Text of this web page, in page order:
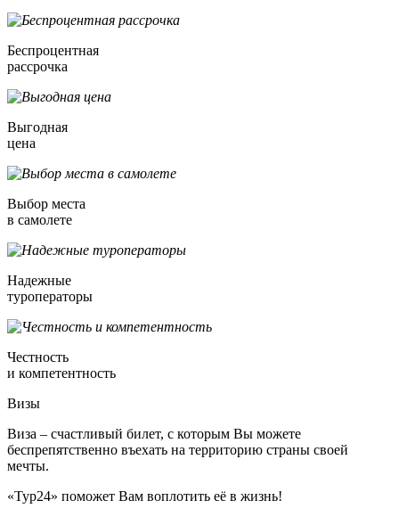
Беспроцентная
рассрочка
Выгодная
цена
Выбор места
в самолете
Надежные
туроператоры
Честность
и компетентность
Визы
Виза – счастливый билет, с которым Вы можете
беспрепятственно въехать на территорию страны своей
мечты.
«Тур24» поможет Вам воплотить её в жизнь!